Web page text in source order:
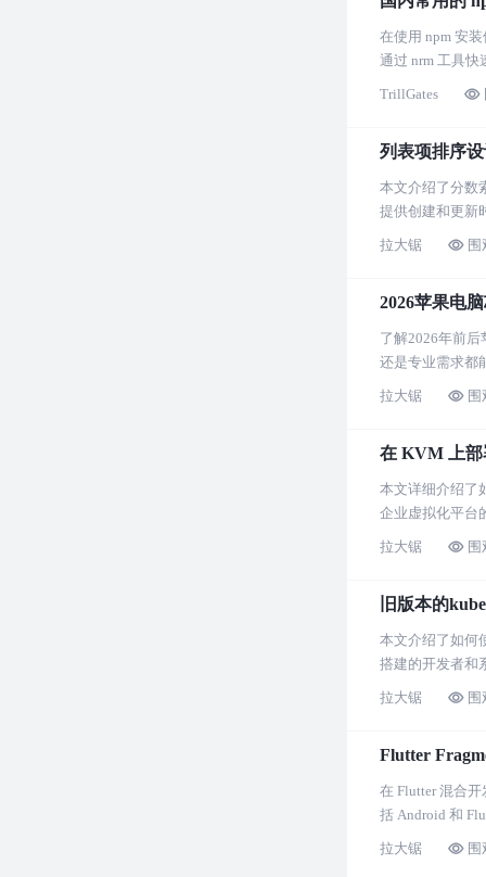
在使用 npm 安
通过 nrm 工具
TrillGates
列表项排序
本文介绍了分数
提供创建和更新
拉大锯 围
2026苹果电
了解2026年前
还是专业需求都
拉大锯 围
在 KVM 上部
本文详细介绍了
企业虚拟化平台
拉大锯 围
旧版本的
本文介绍了如何
搭建的开发者和
拉大锯 围
Flutter
在 Flutter 混合
括 Android 和
拉大锯 围